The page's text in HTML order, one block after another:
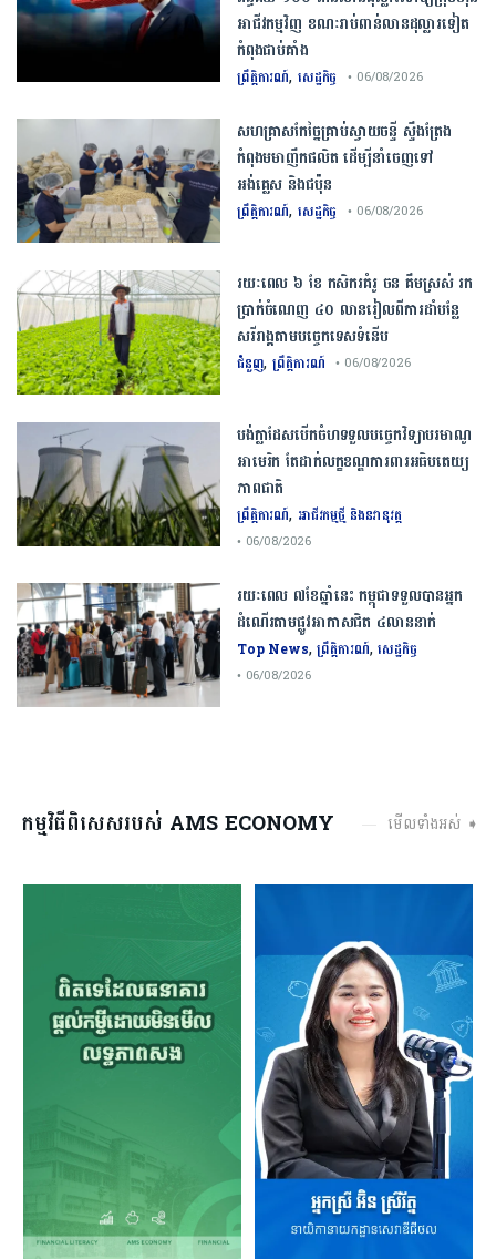
អាជីវកម្មវិញ ខណៈរាប់ពាន់លានដុល្លារទៀត
កំពុងជាប់គាំង
ព្រឹត្តិការណ៍, សេដ្ឋកិច្ច • 06/08/2026
សហគ្រាសកែច្នៃគ្រាប់ស្វាយចន្ទី ស្ទឹងត្រែង
កំពុងមមាញឹកផលិត ដើម្បីនាំចេញទៅ
អង់គ្លេស និងជប៉ុន
ព្រឹត្តិការណ៍, សេដ្ឋកិច្ច • 06/08/2026
រយៈពេល ៦ ខែ កសិករគំរូ ចន គឹមស្រស់ រក
ប្រាក់ចំណេញ ៤០ លានរៀលពីការដាំបន្លែ
សរីរាង្គតាមបច្ចេកទេសទំនើប
ជំនួញ,ព្រឹត្តិការណ៍ • 06/08/2026
បង់ក្លាដែស​បើកចំហ​ទទួល​បច្ចេកវិទ្យា​បរមាណូ​
អាមេរិក​ តែ​ដាក់​លក្ខខណ្ឌ​ការពារ​អធិបតេយ្យ
ភាព​ជាតិ​
ព្រឹត្តិការណ៍, អាជីវកម្មថ្មី និងនវានុវត្ត
• 06/08/2026
រយៈពេល ៧ខែឆ្នាំនេះ កម្ពុជាទទួលបានអ្នក
ដំណើរតាមផ្លូវអាកាសជិត ៤លាននាក់
Top News,ព្រឹត្តិការណ៍,សេដ្ឋកិច្ច
• 06/08/2026
កម្មវិធីពិសេសរបស់ AMS ECONOMY មើលទាំងអស់ ➧